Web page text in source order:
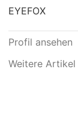
EYEFOX
Profil ansehen
Weitere Artikel